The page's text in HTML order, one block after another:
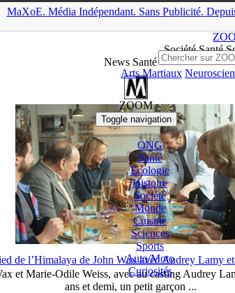
MaXoE. Média Indépendant. Sans Publicité.
Société Santé
Arts Martiaux
ZOOM
Toggle navigation
ONG
Santé
Ecologie
Histoire
Société
Monde
Cuisine
Sciences
Sports
Auto/Moto
Curiosités
▲
News Santé
de l’Himalaya de John Wax avec Audrey Lamy
et Marie-Odile Weiss, avec au casting Audrey
ans et demi, un petit garçon ...